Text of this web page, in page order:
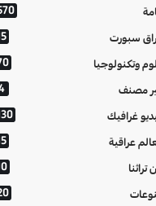
سبورت
وتكنولوجيا
مصنف
غرافيك
عراقية
تراثنا